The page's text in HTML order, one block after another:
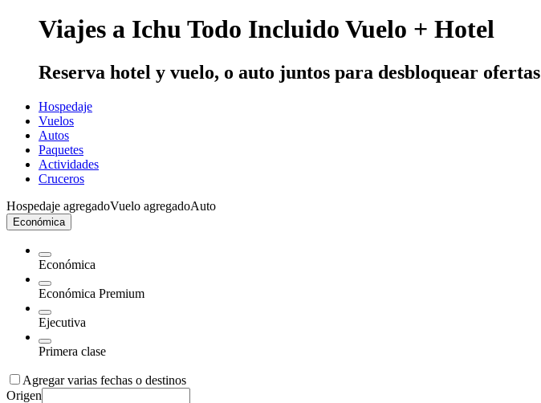
Viajes a Ichu Todo Incluido Vuelo + Hotel
Reserva hotel y vuelo, o auto juntos para desbloquear ofertas
Hospedaje
Vuelos
Autos
Paquetes
Actividades
Cruceros
Hospedaje agregadoVuelo agregadoAuto
Económica
Económica
Económica Premium
Ejecutiva
Primera clase
Agregar varias fechas o destinos
Origen